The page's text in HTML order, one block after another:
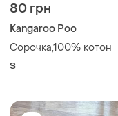
80 грн
Kangaroo Poo
Сорочка,100% котон
S